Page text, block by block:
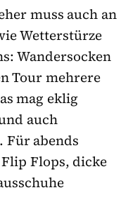
muss auch an
Wetterstürze
Wandersocken
Tour mehrere
mag eklig
auch
Für abends
Flops, dicke